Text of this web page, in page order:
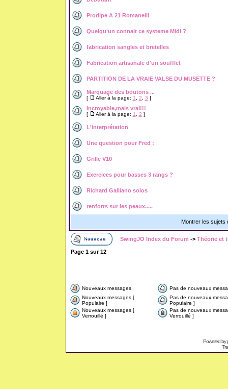
Prodipe A 21 Romanelli
Quelqu'un connait ce systeme Midi ?
fabrication sangles et bretelles
Fabrication artisanale d'un soufflet
PARTITION DE LA VRAIE VALSE DU MUSETTE ?
Marquage des boutons ...
[ Aller à la page: 1 2 3 ]
Incroyable,mais vrai!!!
[ Aller à la page: 1 2 ]
L'interprétation
Une question pour Fred :
Grille V10
Exercices pour basses 3 rangs ?
Richard Galliano solos
renforts sur les peaux.....
Montrer les sujets
SwingJO Index du Forum -> Théorie et
Page 1sur12
Nouveaux messages
Pas de nouveaux
Nouveaux messages [
Populaire ]
Pas de nouveaux
Populaire ]
Nouveaux messages [
Verrouillé ]
Pas de nouveaux
Verrouillé ]
Powered by